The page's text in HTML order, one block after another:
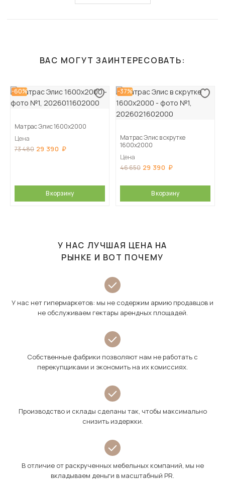
ВАС МОГУТ ЗАИНТЕРЕСОВАТЬ:
-60%
Матрас Элис 1600х2000
Цена
73 480 29 390
В корзину
-37%
Матрас Элис в скрутке
1600х2000
Цена
46 650 29 390
В корзину
У НАС ЛУЧШАЯ ЦЕНА НА
РЫНКЕ И ВОТ ПОЧЕМУ
У нас нет гипермаркетов: мы не содержим армию продавцов и
не обслуживаем гектары арендных площадей.
Собственные фабрики позволяют нам не работать с
перекупщиками и экономить на их комиссиях.
Производство и склады сделаны так, чтобы максимально
снизить издержки.
В отличие от раскрученных мебельных компаний, мы не
вкладываем деньги в масштабный PR.